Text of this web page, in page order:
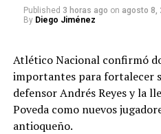
Contenido
colombiano-en-vivo/
https://
deportiva-de-hoy/
https://
ropa;
perfumes;
cremas faciales;
Published 3 horas ago on agosto 8,
By Diego Jiménez
Atlético Nacional confirmó
importantes para fortalecer
defensor Andrés Reyes y la
Poveda como nuevos
antioqueño.